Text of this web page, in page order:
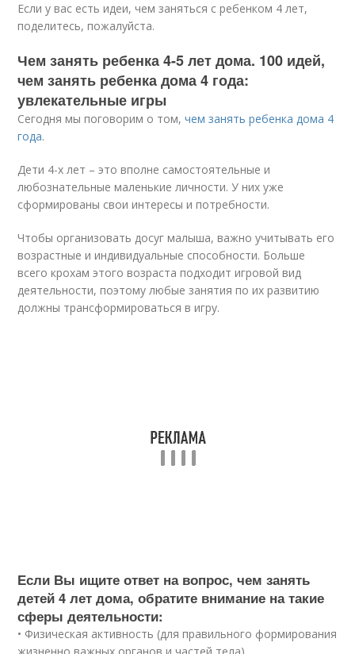
Если у вас есть идеи, чем заняться с ребенком 4 лет,
поделитесь, пожалуйста.
Чем занять ребенка 4-5 лет дома. 100 идей,
чем занять ребенка дома 4 года:
увлекательные игры
Сегодня мы поговорим о том,чем занять ребенка дома 4
года.
Дети 4-х лет – это вполне самостоятельные и
любознательные маленькие личности. У них уже
сформированы свои интересы и потребности.
Чтобы организовать досуг малыша, важно учитывать его
возрастные и индивидуальные способности. Больше
всего крохам этого возраста подходит игровой вид
деятельности, поэтому любые занятия по их развитию
должны трансформироваться в игру.
Если Вы ищите ответ на вопрос, чем занять
детей 4 лет дома, обратите внимание на такие
сферы деятельности:
• Физическая активность (для правильного формирования